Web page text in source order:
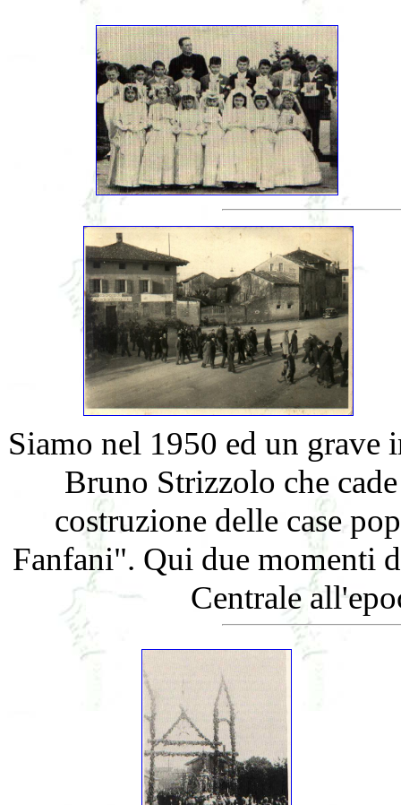
Siamo nel 1950 ed un grave
Bruno Strizzolo che
costruzione delle case
Fanfani". Qui due momenti
Centrale